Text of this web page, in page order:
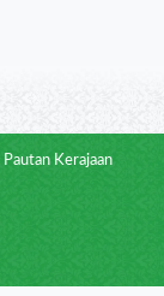
Pautan Kerajaan